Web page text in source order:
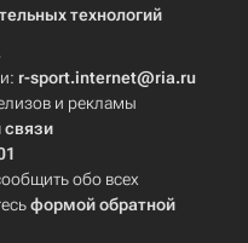
технологий
r-sport.internet@ria.ru
и рекламы
связи
обо всех
формой обратной